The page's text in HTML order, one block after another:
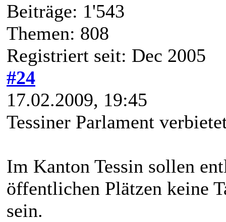
Beiträge: 1'543
Themen: 808
Registriert seit: Dec 2005
#24
17.02.2009, 19:45
Tessiner Parlament
Im Kanton Tessin sollen
öffentlichen Plätzen keine
sein.